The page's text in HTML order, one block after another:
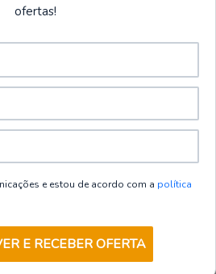
ofertas!
e estou de acordo com a política
E RECEBER OFERTA